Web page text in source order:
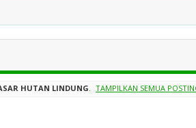
HUTAN LINDUNG. TAMPILKAN SEMUA